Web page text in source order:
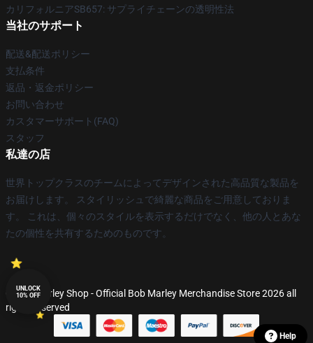
カリフォルニアSB657: サプライチェーンの透明性法
当社のサポート
配送&配送ポリシー
支払条件
返品・返金ポリシー
お問い合わせ
カスタマーサポート(FAQ)
スタッフ
私達の店
世界トップクラスのチームによってデザインされた高品質な製品を
お届けします。 スタイリッシュで綺麗な商品をご用意しておりま
す。 これは、個々のスタイルを表示するだけでなく、他の人とあな
たの個性を共有するためのものです。
© Bob Marley Shop - Official Bob Marley Merchandise Store 2026 all
rights reserved
UNLOCK
10% OFF
Help